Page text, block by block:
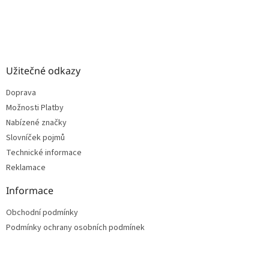
Užitečné odkazy
Doprava
Možnosti Platby
Nabízené značky
Slovníček pojmů
Technické informace
Reklamace
Informace
Obchodní podmínky
Podmínky ochrany osobních podmínek